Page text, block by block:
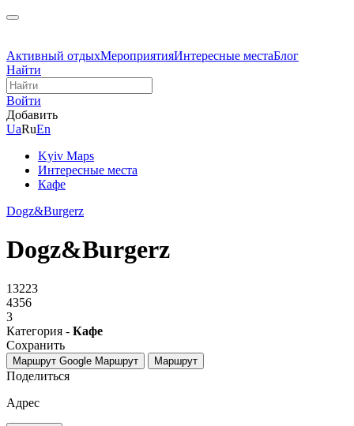
Активный отдыхМероприятияИнтересные местаБлог
Найти
Войти
Добавить
UaRuEn
Kyiv Maps
Интересные места
Кафе
Dogz&Burgerz
Dogz&Burgerz
13223
4356
3
Категория - Кафе
Сохранить
Маршрут Google Маршрут Маршрут
Поделиться
Адрес